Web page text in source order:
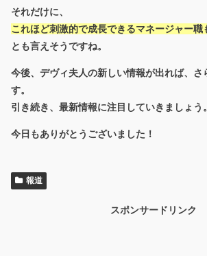
それだけに、
これほど刺激的で成長できるマネージャー職
とも言えそうですね。
今後、デヴィ夫人の新しい情報が出れば、さ
す。
引き続き、最新情報に注目していきましょう。
今日もありがとうございました！
報道
スポンサードリンク